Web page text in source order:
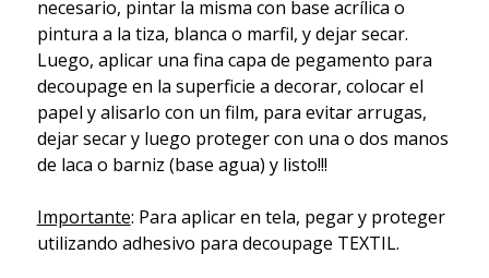
necesario, pintar la misma con base acrílica o
pintura a la tiza, blanca o marfil, y dejar secar.
Luego, aplicar una fina capa de pegamento para
decoupage en la superficie a decorar, colocar el
papel y alisarlo con un film, para evitar arrugas,
dejar secar y luego proteger con una o dos manos
de laca o barniz (base agua) y listo!!!
Importante: Para aplicar en tela, pegar y proteger
utilizando adhesivo para decoupage TEXTIL.